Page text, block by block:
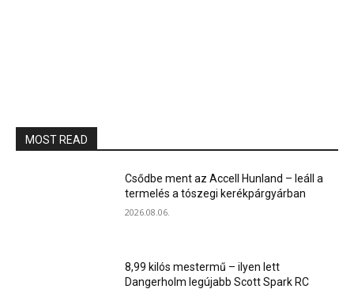
MOST READ
Csődbe ment az Accell Hunland – leáll a
termelés a tószegi kerékpárgyárban
2026.08.06.
8,99 kilós mestermű – ilyen lett
Dangerholm legújabb Scott Spark RC